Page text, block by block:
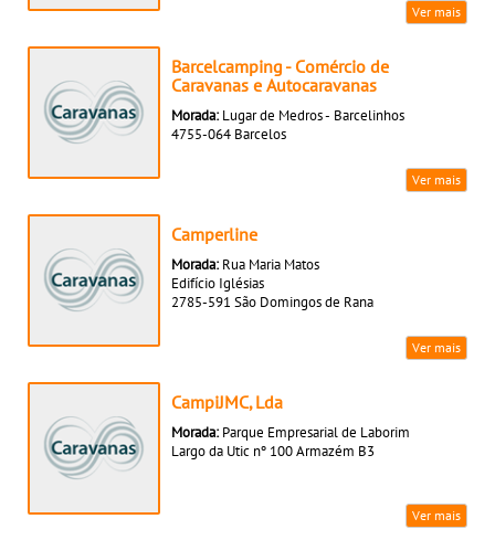
Ver mais
Barcelcamping - Comércio de
Caravanas e Autocaravanas
Morada: Lugar de Medros - Barcelinhos
4755-064 Barcelos
Ver mais
Camperline
Morada: Rua Maria Matos
Edifício Iglésias
2785-591 São Domingos de Rana
Ver mais
CampiJMC, Lda
Morada: Parque Empresarial de Laborim
Largo da Utic nº 100 Armazém B3
Ver mais